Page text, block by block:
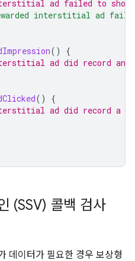
ad failed to show.
interstitial ad
()
{
ad did record an
()
{
ad did record a
(SSV) 콜백 검사
데이터가 필요한 경우 보상형